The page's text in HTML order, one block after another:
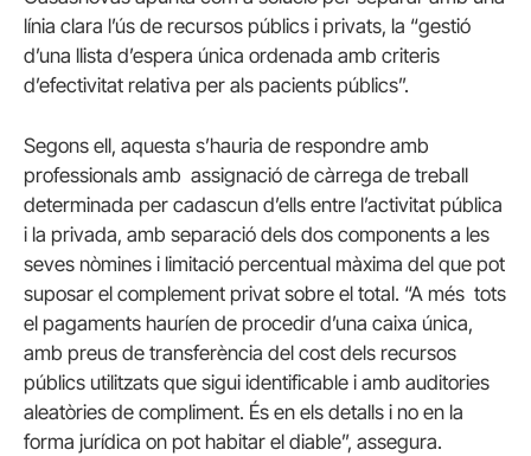
línia clara l’ús de recursos públics i privats, la “gestió
d’una llista d’espera única ordenada amb criteris
d’efectivitat relativa per als pacients públics”.
Segons ell, aquesta s’hauria de respondre amb
professionals amb assignació de càrrega de treball
determinada per cadascun d’ells entre l’activitat pública
i la privada, amb separació dels dos components a les
seves nòmines i limitació percentual màxima del que pot
suposar el complement privat sobre el total. “A més tots
el pagaments hauríen de procedir d’una caixa única,
amb preus de transferència del cost dels recursos
públics utilitzats que sigui identificable i amb auditories
aleatòries de compliment. És en els detalls i no en la
forma jurídica on pot habitar el diable”, assegura.